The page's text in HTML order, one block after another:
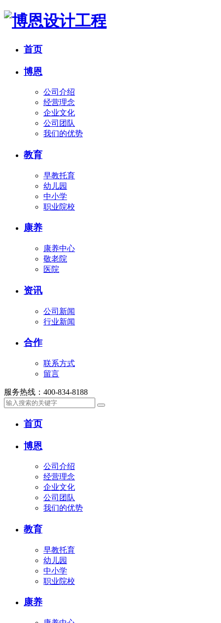
首页
博恩
公司介绍
经营理念
企业文化
公司团队
我们的优势
教育
早教托育
幼儿园
中小学
职业院校
康养
康养中心
敬老院
医院
资讯
公司新闻
行业新闻
合作
联系方式
留言
服务热线： 400-834-8188
首页
博恩
公司介绍
经营理念
企业文化
公司团队
我们的优势
教育
早教托育
幼儿园
中小学
职业院校
康养